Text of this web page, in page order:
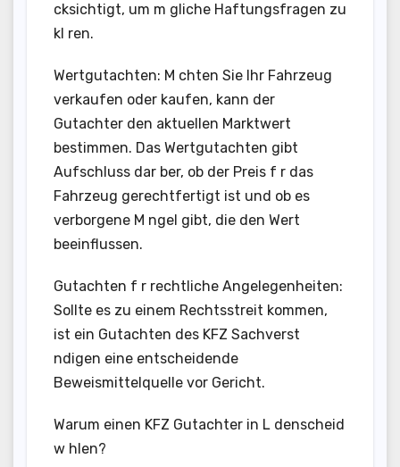
cksichtigt, um m gliche Haftungsfragen zu
kl ren.
Wertgutachten: M chten Sie Ihr Fahrzeug
verkaufen oder kaufen, kann der
Gutachter den aktuellen Marktwert
bestimmen. Das Wertgutachten gibt
Aufschluss dar ber, ob der Preis f r das
Fahrzeug gerechtfertigt ist und ob es
verborgene M ngel gibt, die den Wert
beeinflussen.
Gutachten f r rechtliche Angelegenheiten:
Sollte es zu einem Rechtsstreit kommen,
ist ein Gutachten des KFZ Sachverst
ndigen eine entscheidende
Beweismittelquelle vor Gericht.
Warum einen KFZ Gutachter in L denscheid
w hlen?